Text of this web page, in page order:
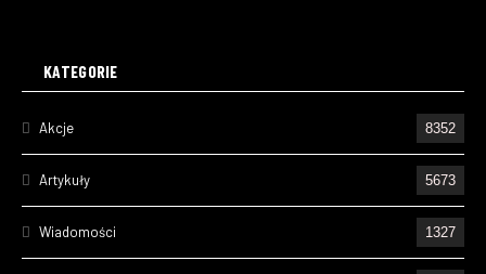
KATEGORIE
Akcje 8352
Artykuły 5673
Wiadomości 1327